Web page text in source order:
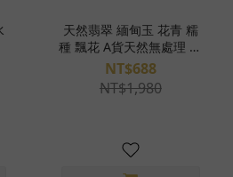
天然翡翠 緬甸玉 花青 糯
種 飄花 A貨天然無處理 不
鏽鋼項鍊 S26AG30-16
NT$688
NT$1,980